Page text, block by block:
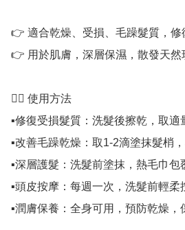
👉 適合乾燥、受損、毛躁髮質，修
👉 用於肌膚，深層保濕，散發天然
💆‍♀️ 使用方法
▪️修復受損髮質：洗髮後擦乾，取適
▪️改善毛躁乾燥：取1-2滴塗抹髮梢
▪️深層護髮：洗髮前塗抹，熱毛巾包
▪️頭皮按摩：每週一次，洗髮前輕
▪️潤膚保養：全身可用，預防乾燥，